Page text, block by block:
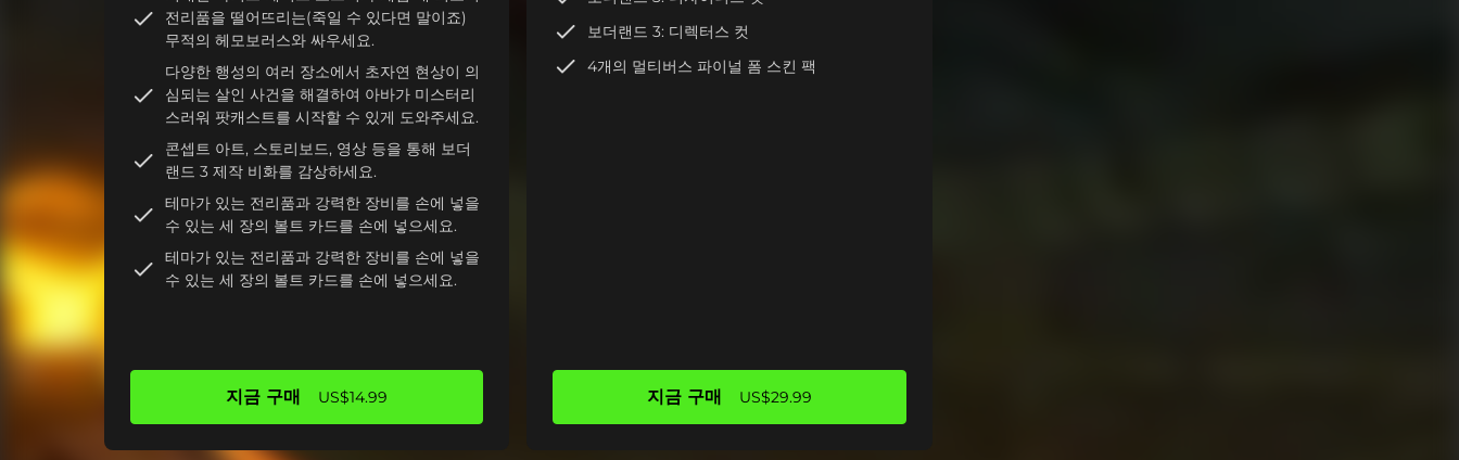
전리품을 떨어뜨리는(죽일 수 있다면 말이죠)
무적의 헤모보러스와 싸우세요.
다양한 행성의 여러 장소에서 초자연 현상이 의
심되는 살인 사건을 해결하여 아바가 미스터리
스러워 팟캐스트를 시작할 수 있게 도와주세요.
콘셉트 아트, 스토리보드, 영상 등을 통해 보더
랜드 3 제작 비화를 감상하세요.
테마가 있는 전리품과 강력한 장비를 손에 넣을
수 있는 세 장의 볼트 카드를 손에 넣으세요.
테마가 있는 전리품과 강력한 장비를 손에 넣을
수 있는 세 장의 볼트 카드를 손에 넣으세요.
지금 구매 US$14.99
보더랜드 3: 디렉터스 컷
4개의 멀티버스 파이널 폼 스킨 팩
지금 구매 US$29.99